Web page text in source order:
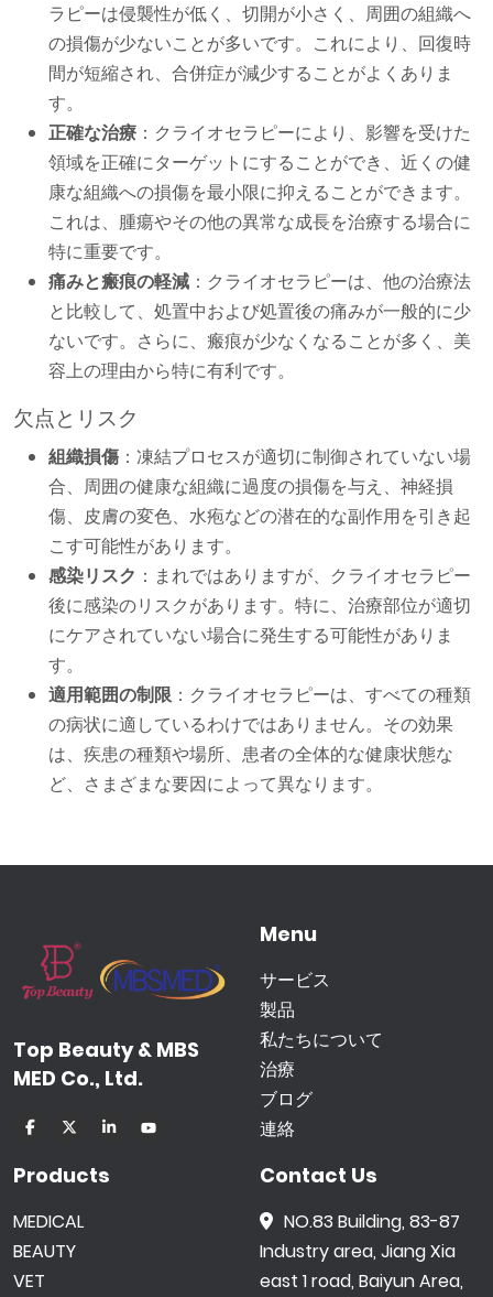
ラピーは侵襲性が低く、切開が小さく、周囲の組織へ
の損傷が少ないことが多いです。これにより、回復時
間が短縮され、合併症が減少することがよくありま
す。
正確な治療 ：クライオセラピーにより、影響を受けた
領域を正確にターゲットにすることができ、近くの健
康な組織への損傷を最小限に抑えることができます。
これは、腫瘍やその他の異常な成長を治療する場合に
特に重要です。
痛みと瘢痕の軽減 ：クライオセラピーは、他の治療法
と比較して、処置中および処置後の痛みが一般的に少
ないです。さらに、瘢痕が少なくなることが多く、美
容上の理由から特に有利です。
欠点とリスク
組織損傷 ：凍結プロセスが適切に制御されていない場
合、周囲の健康な組織に過度の損傷を与え、神経損
傷、皮膚の変色、水疱などの潜在的な副作用を引き起
こす可能性があります。
感染リスク ：まれではありますが、クライオセラピー
後に感染のリスクがあります。特に、治療部位が適切
にケアされていない場合に発生する可能性がありま
す。
適用範囲の制限：クライオセラピーは、すべての種類
の病状に適しているわけではありません。その効果
は、疾患の種類や場所、患者の全体的な健康状態な
ど、さまざまな要因によって異なります。
Top Beauty & MBS
MED Co., Ltd.
Menu
サービス
製品
私たちについて
治療
ブログ
連絡
Products
MEDICAL
BEAUTY
VET
Contact Us
NO.83 Building, 83-87
Industry area, Jiang Xia
east 1 road, Baiyun Area,